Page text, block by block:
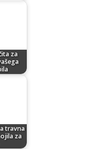
za
travna
za